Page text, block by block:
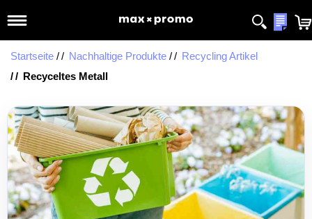
Startseite Nachhaltige Produkte
Recycling Artikel
Recyceltes Metall